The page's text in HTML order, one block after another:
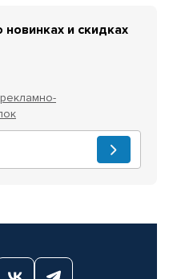
и скидках
рекламно-